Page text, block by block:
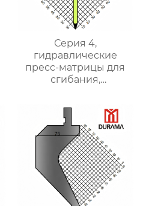
Серия 4,
гидравлические
пресс-матрицы для
сгибания,
листового металла